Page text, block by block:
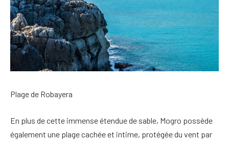
Plage de Robayera
En plus de cette immense étendue de sable, Mogro possède
également une plage cachée et intime, protégée du vent par